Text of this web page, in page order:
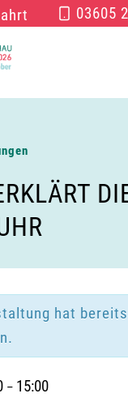
03605
hat bereits
– 15:00